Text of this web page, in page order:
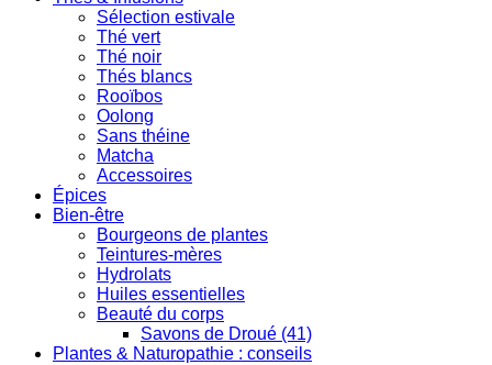
Sélection estivale
Thé vert
Thé noir
Thés blancs
Rooïbos
Oolong
Sans théine
Matcha
Accessoires
Épices
Bien-être
Bourgeons de plantes
Teintures-mères
Hydrolats
Huiles essentielles
Beauté du corps
Savons de Droué (41)
Plantes & Naturopathie : conseils